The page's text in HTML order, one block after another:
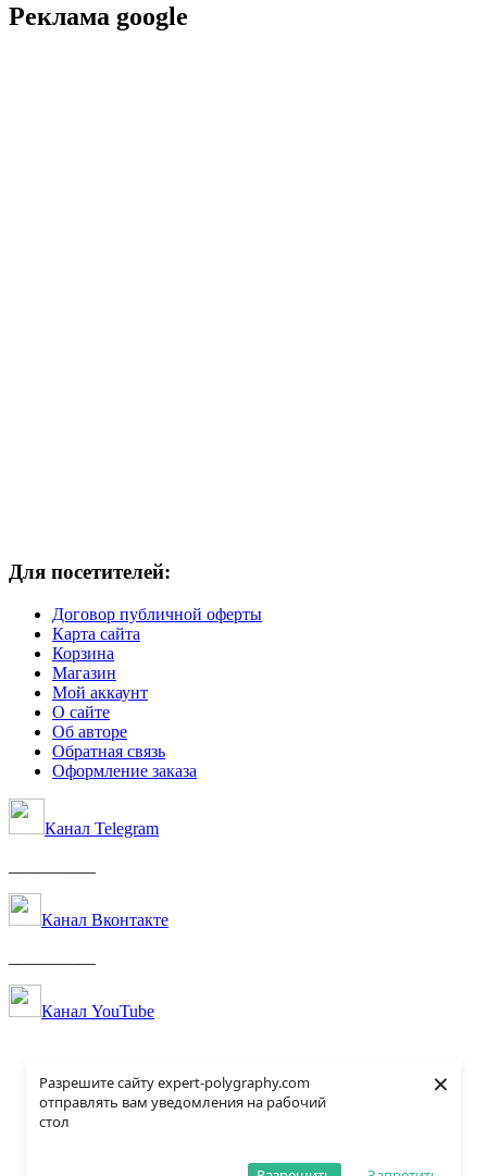
Разрешите сайту expert-polygraphy.com
отправлять вам уведомления на рабочий
стол
×
Реклама google
Для посетителей:
Договор публичной оферты
Карта сайта
Корзина
Магазин
Мой аккаунт
О сайте
Об авторе
Обратная связь
Оформление заказа
Канал Telegram
Канал Вконтакте
Канал YouTube